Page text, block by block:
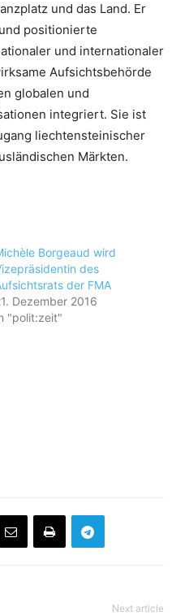
und das Land. Er
positionierte
und internationaler
Aufsichtsbehörde
globalen und
integriert. Sie ist
liechtensteinischer
Märkten.
Borgeaud wird
des
der FMA
Dezember 2016
"polit:zeit"
Next article